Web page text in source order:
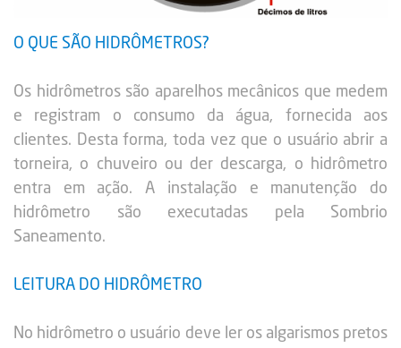
O QUE SÃO HIDRÔMETROS?
Os hidrômetros são aparelhos mecânicos que medem
e registram o consumo da água, fornecida aos
clientes. Desta forma, toda vez que o usuário abrir a
torneira, o chuveiro ou der descarga, o hidrômetro
entra em ação. A instalação e manutenção do
hidrômetro são executadas pela Sombrio
Saneamento.
LEITURA DO HIDRÔMETRO
No hidrômetro o usuário deve ler os algarismos pretos